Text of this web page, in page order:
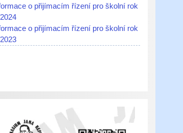
o přijímacím řízení pro školní rok
o přijímacím řízení pro školní rok